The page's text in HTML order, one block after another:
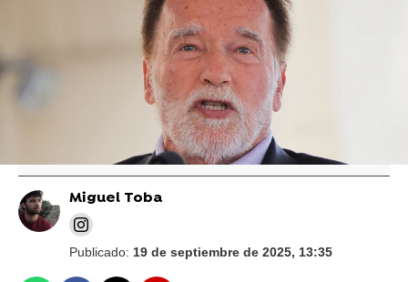
Maria Shriver, sobre cómo su matrimonio
con Arnold Schwarzenegger pasó del
"amor y la libertad" al "dolor y la prisión"
Miguel Toba
Publicado: 19 de septiembre de 2025, 13:35